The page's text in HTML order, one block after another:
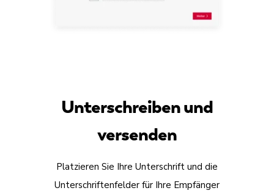
Unterschreiben und
versenden
Platzieren Sie Ihre Unterschrift und die
Unterschriftenfelder für Ihre Empfänger